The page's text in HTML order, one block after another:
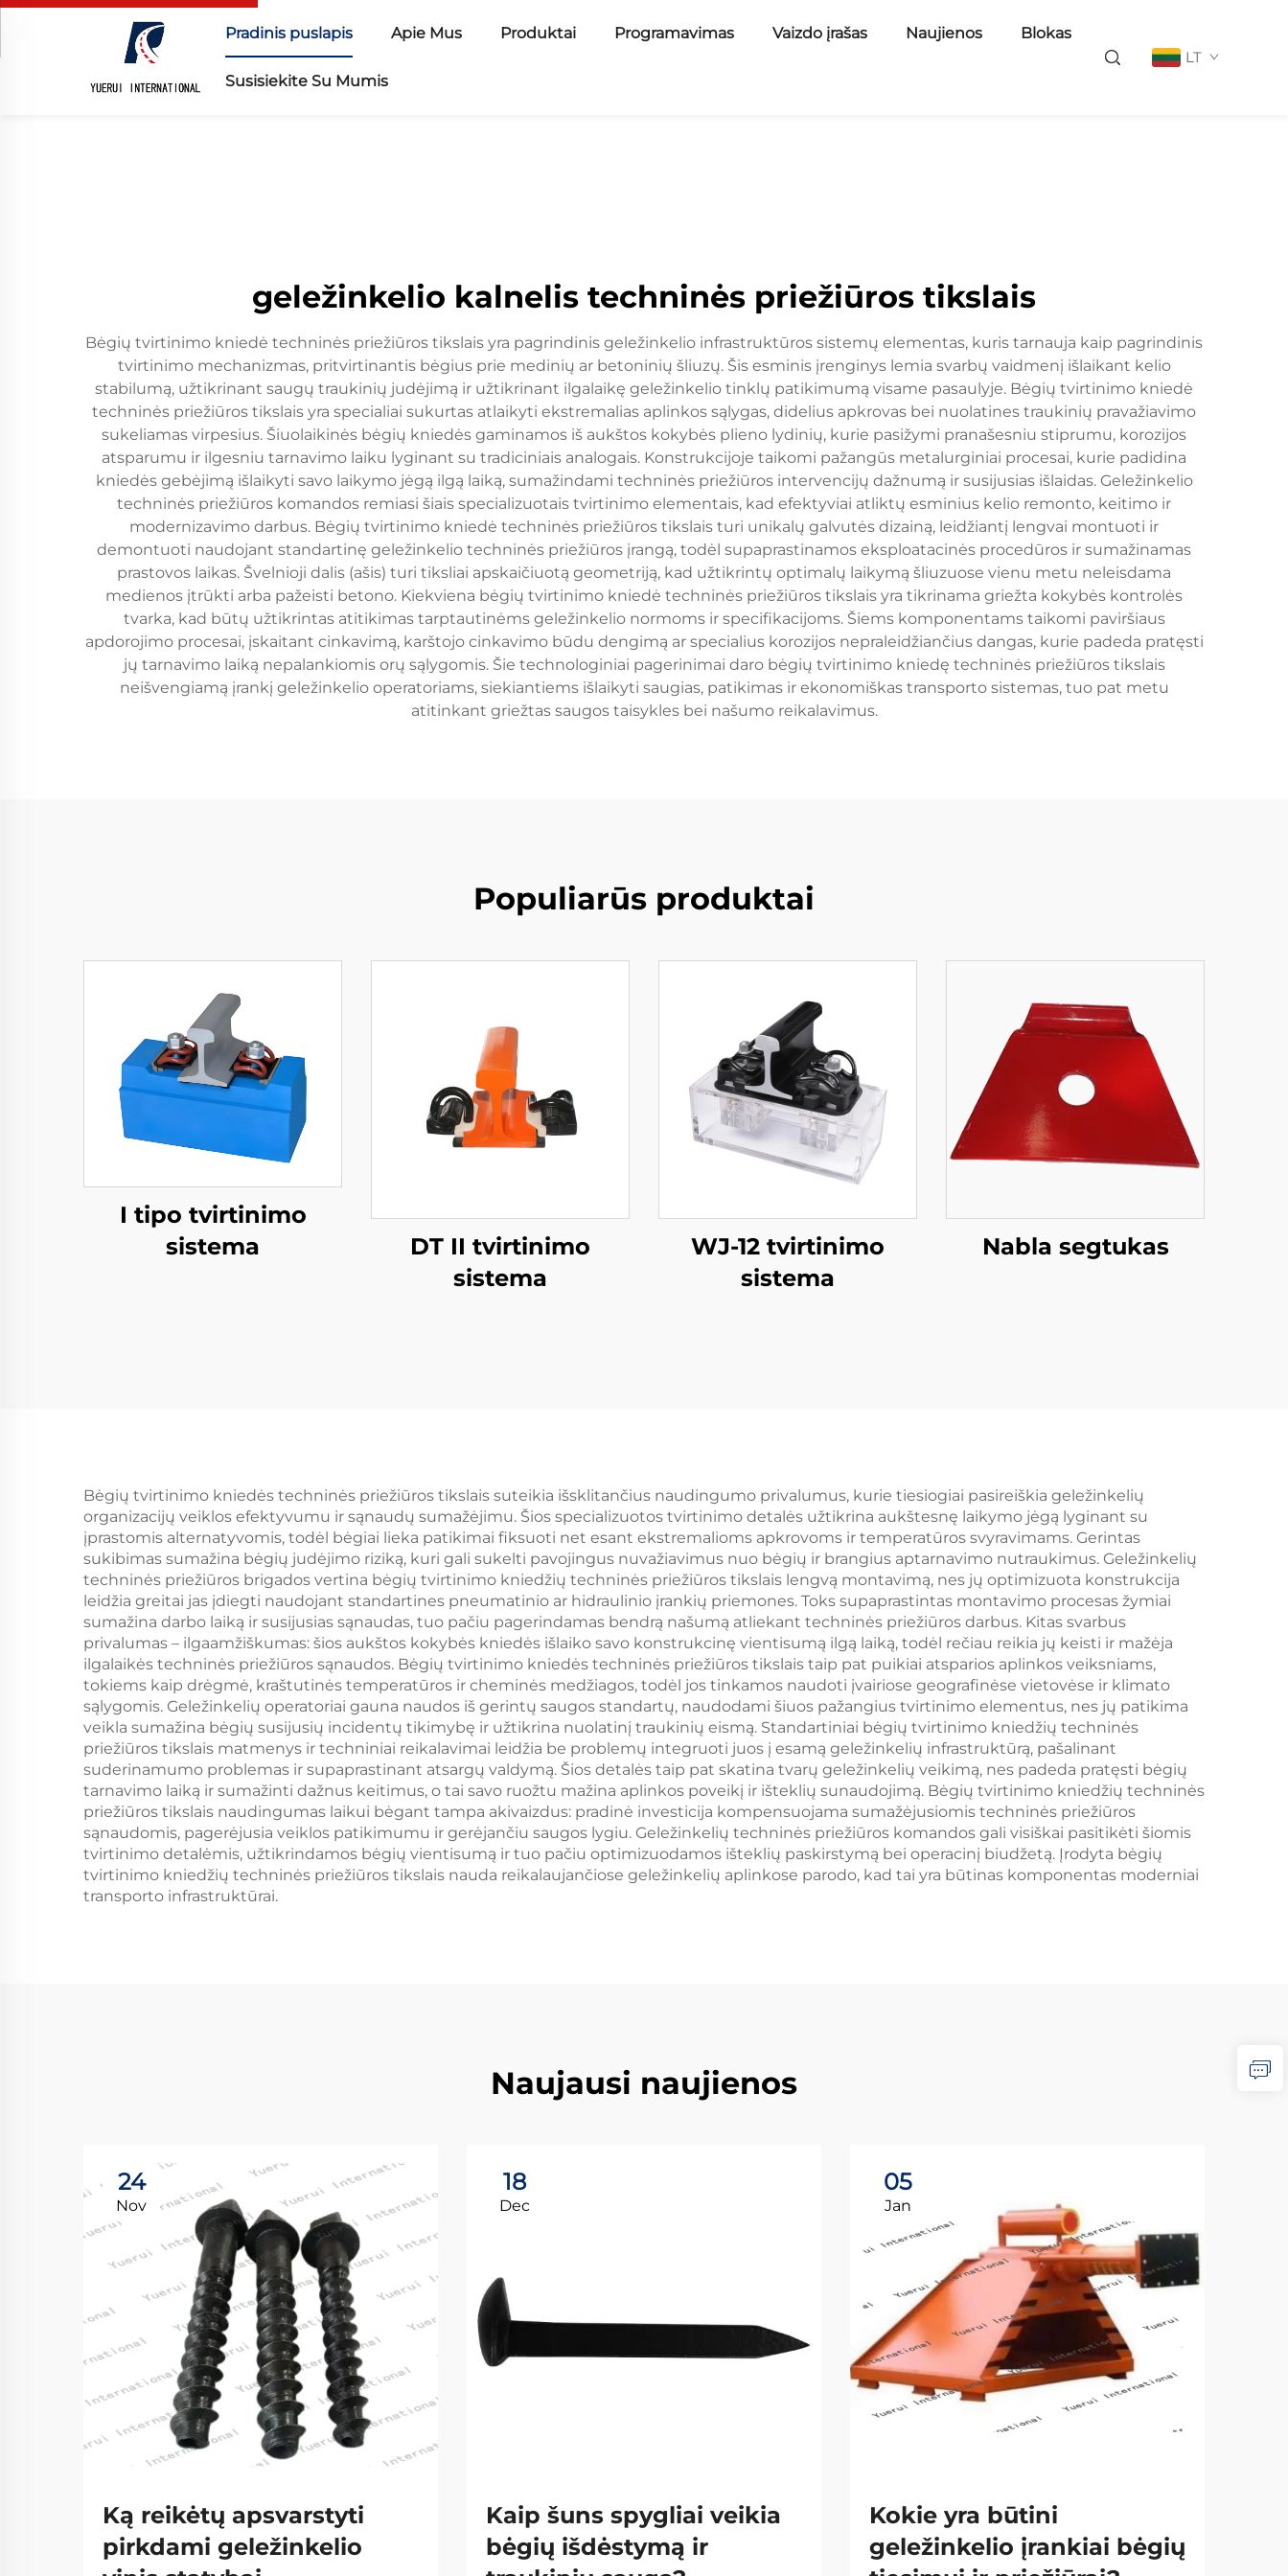
Pradinis puslapis Apie Mus Produktai Programavimas Vaizdo įrašas Naujienos Blokas
Susisiekite Su Mumis
LT
geležinkelio kalnelis techninės priežiūros tikslais
Bėgių tvirtinimo kniedė techninės priežiūros tikslais yra pagrindinis geležinkelio infrastruktūros sistemų elementas, kuris tarnauja kaip pagrindinis
tvirtinimo mechanizmas, pritvirtinantis bėgius prie medinių ar betoninių šliuzų. Šis esminis įrenginys lemia svarbų vaidmenį išlaikant kelio
stabilumą, užtikrinant saugų traukinių judėjimą ir užtikrinant ilgalaikę geležinkelio tinklų patikimumą visame pasaulyje. Bėgių tvirtinimo kniedė
techninės priežiūros tikslais yra specialiai sukurtas atlaikyti ekstremalias aplinkos sąlygas, didelius apkrovas bei nuolatines traukinių pravažiavimo
sukeliamas virpesius. Šiuolaikinės bėgių kniedės gaminamos iš aukštos kokybės plieno lydinių, kurie pasižymi pranašesniu stiprumu, korozijos
atsparumu ir ilgesniu tarnavimo laiku lyginant su tradiciniais analogais. Konstrukcijoje taikomi pažangūs metalurginiai procesai, kurie padidina
kniedės gebėjimą išlaikyti savo laikymo jėgą ilgą laiką, sumažindami techninės priežiūros intervencijų dažnumą ir susijusias išlaidas. Geležinkelio
techninės priežiūros komandos remiasi šiais specializuotais tvirtinimo elementais, kad efektyviai atliktų esminius kelio remonto, keitimo ir
modernizavimo darbus. Bėgių tvirtinimo kniedė techninės priežiūros tikslais turi unikalų galvutės dizainą, leidžiantį lengvai montuoti ir
demontuoti naudojant standartinę geležinkelio techninės priežiūros įrangą, todėl supaprastinamos eksploatacinės procedūros ir sumažinamas
prastovos laikas. Švelnioji dalis (ašis) turi tiksliai apskaičiuotą geometriją, kad užtikrintų optimalų laikymą šliuzuose vienu metu neleisdama
medienos įtrūkti arba pažeisti betono. Kiekviena bėgių tvirtinimo kniedė techninės priežiūros tikslais yra tikrinama griežta kokybės kontrolės
tvarka, kad būtų užtikrintas atitikimas tarptautinėms geležinkelio normoms ir specifikacijoms. Šiems komponentams taikomi paviršiaus
apdorojimo procesai, įskaitant cinkavimą, karštojo cinkavimo būdu dengimą ar specialius korozijos nepraleidžiančius dangas, kurie padeda pratęsti
jų tarnavimo laiką nepalankiomis orų sąlygomis. Šie technologiniai pagerinimai daro bėgių tvirtinimo kniedę techninės priežiūros tikslais
neišvengiamą įrankį geležinkelio operatoriams, siekiantiems išlaikyti saugias, patikimas ir ekonomiškas transporto sistemas, tuo pat metu
atitinkant griežtas saugos taisykles bei našumo reikalavimus.
Populiarūs produktai
I tipo tvirtinimo
sistema
DT II tvirtinimo
sistema
WJ-12 tvirtinimo
sistema
Nabla segtukas
Bėgių tvirtinimo kniedės techninės priežiūros tikslais suteikia išsklitančius naudingumo privalumus, kurie tiesiogiai pasireiškia geležinkelių
organizacijų veiklos efektyvumu ir sąnaudų sumažėjimu. Šios specializuotos tvirtinimo detalės užtikrina aukštesnę laikymo jėgą lyginant su
įprastomis alternatyvomis, todėl bėgiai lieka patikimai fiksuoti net esant ekstremalioms apkrovoms ir temperatūros svyravimams. Gerintas
sukibimas sumažina bėgių judėjimo riziką, kuri gali sukelti pavojingus nuvažiavimus nuo bėgių ir brangius aptarnavimo nutraukimus. Geležinkelių
techninės priežiūros brigados vertina bėgių tvirtinimo kniedžių techninės priežiūros tikslais lengvą montavimą, nes jų optimizuota konstrukcija
leidžia greitai jas įdiegti naudojant standartines pneumatinio ar hidraulinio įrankių priemones. Toks supaprastintas montavimo procesas žymiai
sumažina darbo laiką ir susijusias sąnaudas, tuo pačiu pagerindamas bendrą našumą atliekant techninės priežiūros darbus. Kitas svarbus
privalumas – ilgaamžiškumas: šios aukštos kokybės kniedės išlaiko savo konstrukcinę vientisumą ilgą laiką, todėl rečiau reikia jų keisti ir mažėja
ilgalaikės techninės priežiūros sąnaudos. Bėgių tvirtinimo kniedės techninės priežiūros tikslais taip pat puikiai atsparios aplinkos veiksniams,
tokiems kaip drėgmė, kraštutinės temperatūros ir cheminės medžiagos, todėl jos tinkamos naudoti įvairiose geografinėse vietovėse ir klimato
sąlygomis. Geležinkelių operatoriai gauna naudos iš gerintų saugos standartų, naudodami šiuos pažangius tvirtinimo elementus, nes jų patikima
veikla sumažina bėgių susijusių incidentų tikimybę ir užtikrina nuolatinį traukinių eismą. Standartiniai bėgių tvirtinimo kniedžių techninės
priežiūros tikslais matmenys ir techniniai reikalavimai leidžia be problemų integruoti juos į esamą geležinkelių infrastruktūrą, pašalinant
suderinamumo problemas ir supaprastinant atsargų valdymą. Šios detalės taip pat skatina tvarų geležinkelių veikimą, nes padeda pratęsti bėgių
tarnavimo laiką ir sumažinti dažnus keitimus, o tai savo ruožtu mažina aplinkos poveikį ir išteklių sunaudojimą. Bėgių tvirtinimo kniedžių techninės
priežiūros tikslais naudingumas laikui bėgant tampa akivaizdus: pradinė investicija kompensuojama sumažėjusiomis techninės priežiūros
sąnaudomis, pagerėjusia veiklos patikimumu ir gerėjančiu saugos lygiu. Geležinkelių techninės priežiūros komandos gali visiškai pasitikėti šiomis
tvirtinimo detalėmis, užtikrindamos bėgių vientisumą ir tuo pačiu optimizuodamos išteklių paskirstymą bei operacinį biudžetą. Įrodyta bėgių
tvirtinimo kniedžių techninės priežiūros tikslais nauda reikalaujančiose geležinkelių aplinkose parodo, kad tai yra būtinas komponentas moderniai
transporto infrastruktūrai.
Naujausi naujienos
24
Nov
Ką reikėtų apsvarstyti
pirkdami geležinkelio
18
Dec
Kaip šuns spygliai veikia
bėgių išdėstymą ir
05
Jan
Kokie yra būtini
geležinkelio įrankiai bėgių